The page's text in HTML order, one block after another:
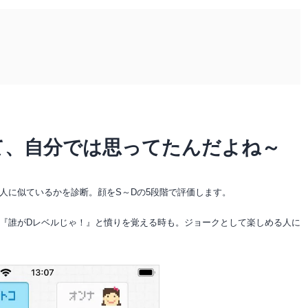
自分では思ってたんだよね～
似ているかを診断。顔をS～Dの5段階で評価します。
誰がDレベルじゃ！』と憤りを覚える時も。ジョークとして楽しめる人に